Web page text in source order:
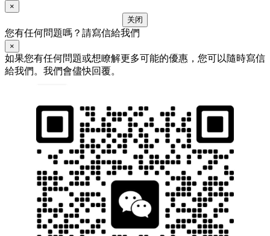
×
关闭
您有任何問題嗎？請寫信給我們
×
如果您有任何問題或想瞭解更多可能的優惠，您可以隨時寫信
給我們。我們會儘快回覆。